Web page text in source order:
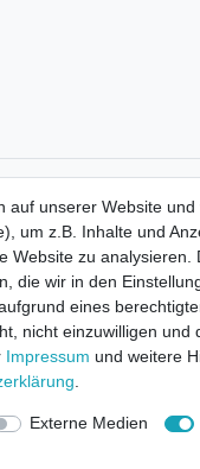
auf unserer Website
um z.B. Inhalte und
zu
die wir in den
eines
nicht einzuwilligen
Impressum und weitere
Externe Medien